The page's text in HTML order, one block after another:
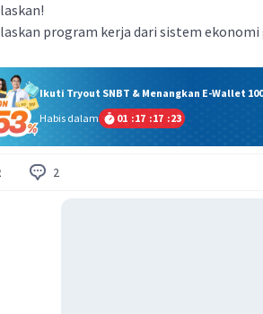
program kerja dari sistem
Ikuti Tryout SNBT & Menangkan E-Wallet
Habis dalam
01 :17 :17 :22
2